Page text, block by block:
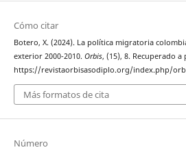
Cómo citar
Botero, X. (2024). La política migratoria
exterior 2000-2010. Orbis, (15), 8. Recuperado
https://revistaorbisasodiplo.org/index.php/
Más formatos de cita
Número